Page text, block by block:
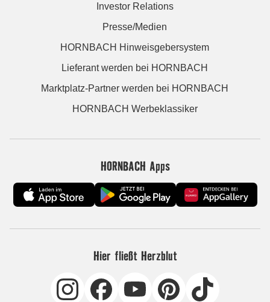
Investor Relations
Presse/Medien
HORNBACH Hinweisgebersystem
Lieferant werden bei HORNBACH
Marktplatz-Partner werden bei HORNBACH
HORNBACH Werbeklassiker
HORNBACH Apps
Hier fließt Herzblut